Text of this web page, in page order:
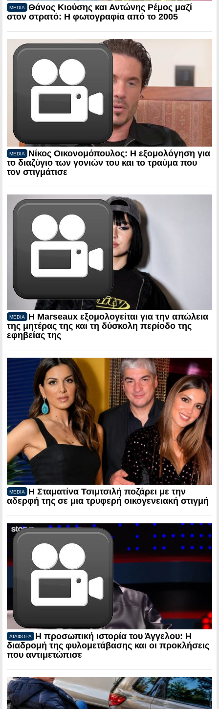
MEDIA
Θάνος Κιούσης και Αντώνης Ρέμος μαζί
στον στρατό: Η φωτογραφία από το 2005
MEDIA
Νίκος Οικονομόπουλος: Η εξομολόγηση για
το διαζύγιο των γονιών του και το τραύμα που
τον στιγμάτισε
MEDIA
Η Marseaux εξομολογείται για την απώλεια
της μητέρας της και τη δύσκολη περίοδο της
εφηβείας της
MEDIA
Η Σταματίνα Τσιμτσιλή ποζάρει με την
αδερφή της σε μια τρυφερή οικογενειακή στιγμή
ΔΙΑΦΟΡΑ
Η προσωπική ιστορία του Άγγελου: Η
διαδρομή της φυλομετάβασης και οι προκλήσεις
που αντιμετώπισε